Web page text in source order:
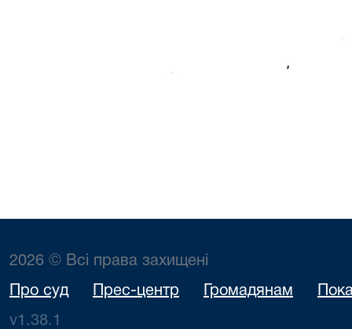
2026 © Всі права захищені
Про суд Прес-центр Громадянам
v1.38.1